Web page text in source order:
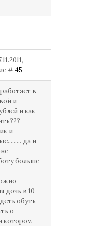
#45
в
и
и как
и
да и
больше
дочь в 10
обуть
о
котором